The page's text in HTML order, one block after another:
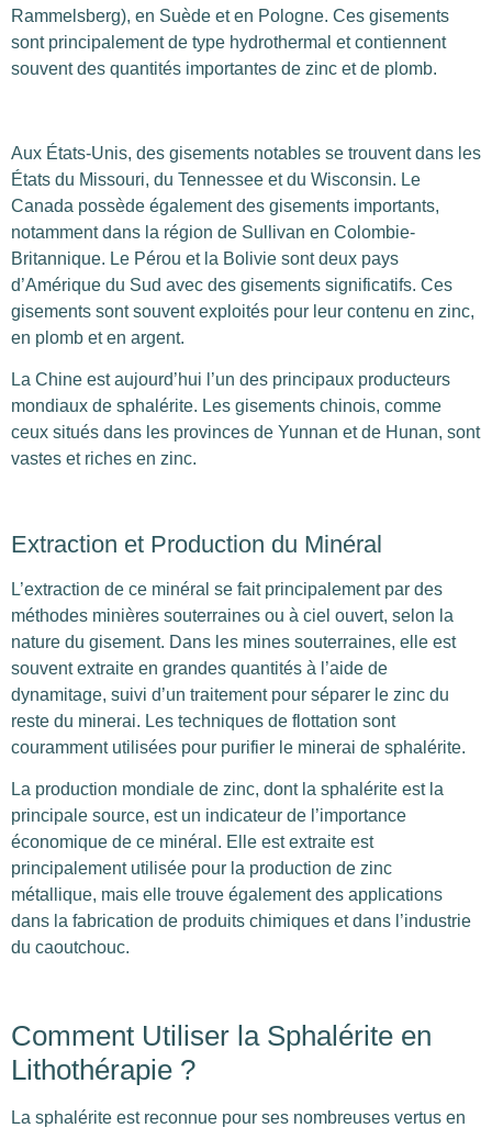
Rammelsberg), en Suède et en Pologne. Ces gisements
sont principalement de type hydrothermal et contiennent
souvent des quantités importantes de zinc et de plomb.
Aux États-Unis, des gisements notables se trouvent dans les
États du Missouri, du Tennessee et du Wisconsin. Le
Canada possède également des gisements importants,
notamment dans la région de Sullivan en Colombie-
Britannique. Le Pérou et la Bolivie sont deux pays
d’Amérique du Sud avec des gisements significatifs. Ces
gisements sont souvent exploités pour leur contenu en zinc,
en plomb et en argent.
La Chine est aujourd’hui l’un des principaux producteurs
mondiaux de sphalérite. Les gisements chinois, comme
ceux situés dans les provinces de Yunnan et de Hunan, sont
vastes et riches en zinc.
Extraction et Production du Minéral
L’extraction de ce minéral se fait principalement par des
méthodes minières souterraines ou à ciel ouvert, selon la
nature du gisement. Dans les mines souterraines, elle est
souvent extraite en grandes quantités à l’aide de
dynamitage, suivi d’un traitement pour séparer le zinc du
reste du minerai. Les techniques de flottation sont
couramment utilisées pour purifier le minerai de sphalérite.
La production mondiale de zinc, dont la sphalérite est la
principale source, est un indicateur de l’importance
économique de ce minéral. Elle est extraite est
principalement utilisée pour la production de zinc
métallique, mais elle trouve également des applications
dans la fabrication de produits chimiques et dans l’industrie
du caoutchouc.
Comment Utiliser la Sphalérite en
Lithothérapie ?
La sphalérite est reconnue pour ses nombreuses vertus en